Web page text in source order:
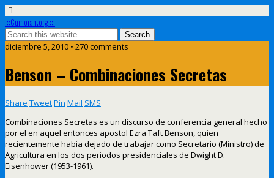
.::Cumorah.org ::.
diciembre 5, 2010 • 270 comments
Benson – Combinaciones Secretas
Share TweetPin Mail SMS
Combinaciones Secretas es un discurso de conferencia general hecho
por el en aquel entonces apostol Ezra Taft Benson, quien
recientemente habia dejado de trabajar como Secretario (Ministro) de
Agricultura en los dos periodos presidenciales de Dwight D.
Eisenhower (1953-1961).